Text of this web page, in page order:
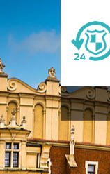
content